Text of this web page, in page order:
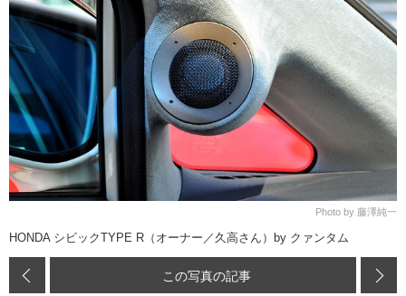
Photo by 藤澤純一
HONDA シビックTYPE R（オーナー／久高さん）by クァンタム
この写真の記事